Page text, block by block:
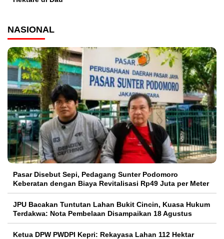
NASIONAL
Pasar Disebut Sepi, Pedagang Sunter Podomoro
Keberatan dengan Biaya Revitalisasi Rp49 Juta per Meter
JPU Bacakan Tuntutan Lahan Bukit Cincin, Kuasa Hukum
Terdakwa: Nota Pembelaan Disampaikan 18 Agustus
Ketua DPW PWDPI Kepri: Rekayasa Lahan 112 Hektar